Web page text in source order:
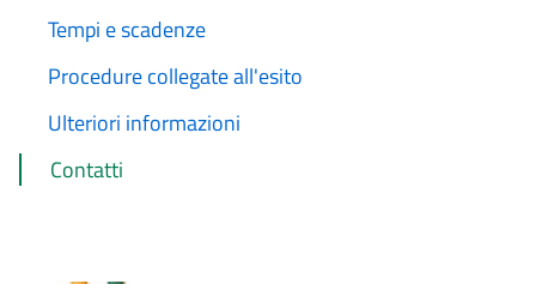
Tempi e scadenze
Procedure collegate all'esito
Ulteriori informazioni
Contatti